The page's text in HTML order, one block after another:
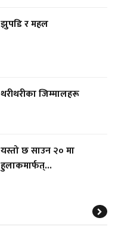
झुपडि र महल
थरीथरीका जिम्मालहरू
यस्तो छ साउन २० मा
हुलाकमार्फत्...